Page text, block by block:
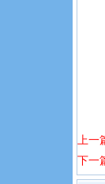
上一
下一